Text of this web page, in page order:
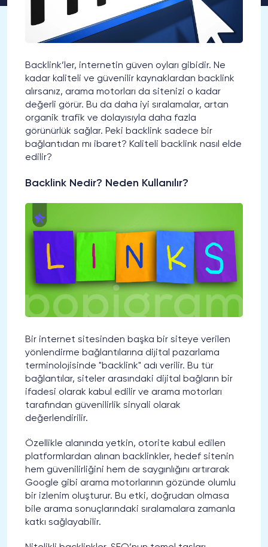
Backlink’ler, internetin güven oyları gibidir. Ne
kadar kaliteli ve güvenilir kaynaklardan backlink
alırsanız, arama motorları da sitenizi o kadar
değerli görür. Bu da daha iyi sıralamalar, artan
organik trafik ve dolayısıyla daha fazla
görünürlük sağlar. Peki backlink sadece bir
bağlantıdan mı ibaret? Kaliteli backlink nasıl elde
edilir?
Backlink Nedir? Neden Kullanılır?
Bir internet sitesinden başka bir siteye verilen
yönlendirme bağlantılarına dijital pazarlama
terminolojisinde "backlink" adı verilir. Bu tür
bağlantılar, siteler arasındaki dijital bağların bir
ifadesi olarak kabul edilir ve arama motorları
tarafından güvenilirlik sinyali olarak
değerlendirilir.
Özellikle alanında yetkin, otorite kabul edilen
platformlardan alınan backlinkler, hedef sitenin
hem güvenilirliğini hem de saygınlığını artırarak
Google gibi arama motorlarının gözünde olumlu
bir izlenim oluşturur. Bu etki, doğrudan olmasa
bile arama sonuçlarındaki sıralamalara zamanla
katkı sağlayabilir.